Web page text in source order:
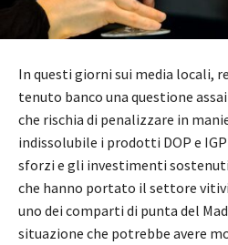
In questi giorni sui media locali,
tenuto banco una questione
che rischia di penalizzare in
indissolubile i prodotti DOP e
sforzi e gli investimenti
che hanno portato il settore
uno dei comparti di punta del
situazione che potrebbe avere